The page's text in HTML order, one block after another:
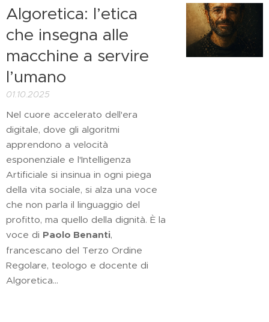
Algoretica: l’etica
che insegna alle
macchine a servire
l’umano
01.10.2025
Nel cuore accelerato dell'era
digitale, dove gli algoritmi
apprendono a velocità
esponenziale e l'Intelligenza
Artificiale si insinua in ogni piega
della vita sociale, si alza una voce
che non parla il linguaggio del
profitto, ma quello della dignità. È la
voce di Paolo Benanti,
francescano del Terzo Ordine
Regolare, teologo e docente di
Algoretica...